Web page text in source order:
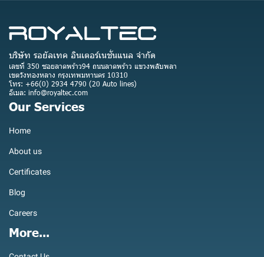
บริษัท รอยัลเทค อินเตอร์เนชั่นแนล จำกัด
เลขที่ 350 ซอยลาดพร้าว94 ถนนลาดพร้าว แขวงพลับพลา
เขตวังทองหลาง กรุงเทพมหานคร 10310
โทร: +66(0) 2934 4790 (20 Auto lines)
อีเมล: info@royaltec.com
Our Services
Home
About us
Certificates
Blog
Careers
More...